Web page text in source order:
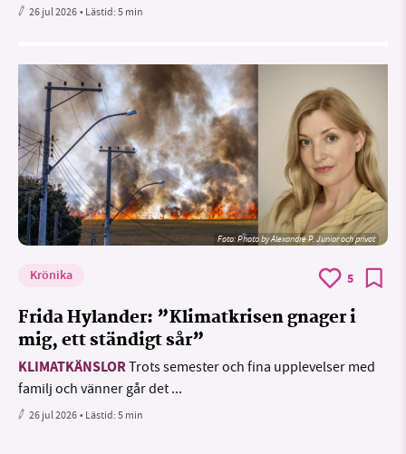
26 jul 2026• Lästid:5 min
Foto:Photo by Alexandre P. Junior och privat
Krönika 5
Frida Hylander: ”Klimatkrisen gnager i
mig, ett ständigt sår”
KLIMATKÄNSLORTrots semester och fina upplevelser med
familj och vänner går det ...
26 jul 2026• Lästid:5 min